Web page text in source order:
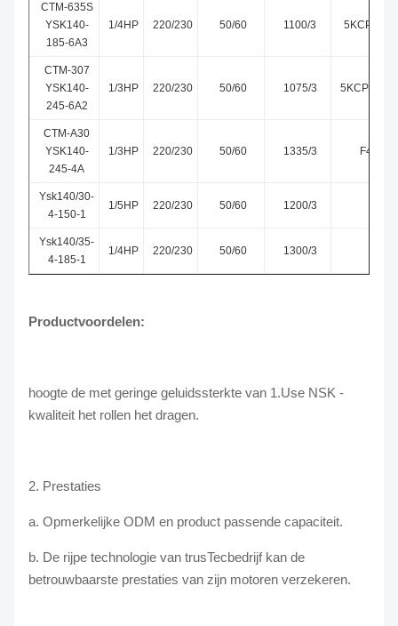
CTM-635S
YSK140-
185-6A3
1/4HP 220/230 50/60 1100/3
CTM-307
YSK140-
245-6A2
1/3HP 220/230 50/60 1075/3
CTM-A30
YSK140-
245-4A
1/3HP 220/230 50/60 1335/3
Ysk140/30-
4-150-1
1/5HP 220/230 50/60 1200/3
Ysk140/35-
4-185-1
1/4HP 220/230 50/60 1300/3
Productvoordelen:
hoogte de met geringe geluidssterkte van 1.Use NSK -
kwaliteit het rollen het dragen.
2. Prestaties
a. Opmerkelijke ODM en product passende capaciteit.
b. De rijpe technologie van trusTecbedrijf kan de
betrouwbaarste prestaties van zijn motoren verzekeren.